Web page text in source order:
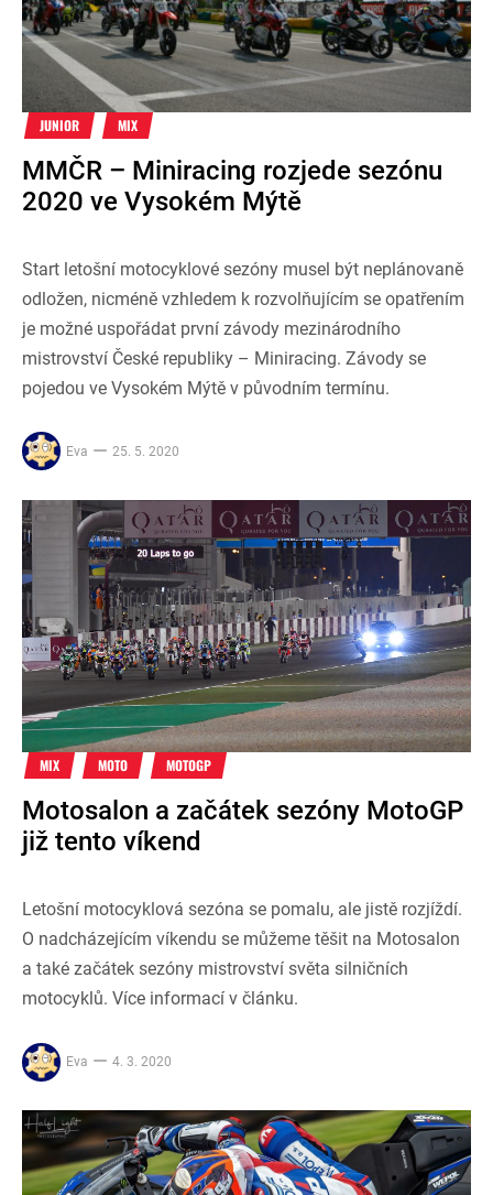
JUNIOR MIX
MMČR – Miniracing rozjede sezónu
2020 ve Vysokém Mýtě
Start letošní motocyklové sezóny musel být neplánovaně
odložen, nicméně vzhledem k rozvolňujícím se opatřením
je možné uspořádat první závody mezinárodního
mistrovství České republiky – Miniracing. Závody se
pojedou ve Vysokém Mýtě v původním termínu.
Eva 25. 5. 2020
MIX MOTO MOTOGP
Motosalon a začátek sezóny MotoGP
již tento víkend
Letošní motocyklová sezóna se pomalu, ale jistě rozjíždí.
O nadcházejícím víkendu se můžeme těšit na Motosalon
a také začátek sezóny mistrovství světa silničních
motocyklů. Více informací v článku.
Eva 4. 3. 2020